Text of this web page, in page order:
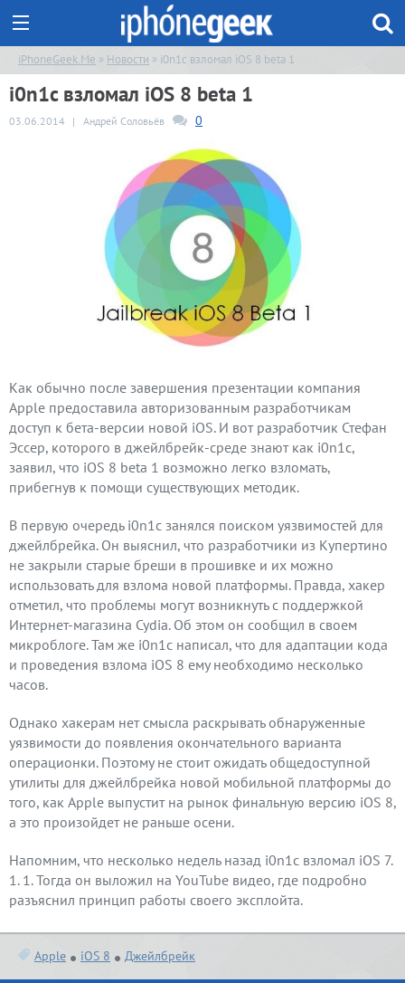
iPhoneGeek.Me » Новости » i0n1c взломал iOS 8 beta 1
i0n1c взломал iOS 8 beta 1
03.06.2014 | Андрей Соловьёв 0
Как обычно после завершения презентации компания
Apple предоставила авторизованным разработчикам
доступ к бета-версии новой iOS. И вот разработчик Стефан
Эссер, которого в джейлбрейк-среде знают как i0n1c,
заявил, что iOS 8 beta 1 возможно легко взломать,
прибегнув к помощи существующих методик.
В первую очередь i0n1c занялся поиском уязвимостей для
джейлбрейка. Он выяснил, что разработчики из Купертино
не закрыли старые бреши в прошивке и их можно
использовать для взлома новой платформы. Правда, хакер
отметил, что проблемы могут возникнуть с поддержкой
Интернет-магазина Cydia. Об этом он сообщил в своем
микроблоге. Там же i0n1c написал, что для адаптации кода
и проведения взлома iOS 8 ему необходимо несколько
часов.
Однако хакерам нет смысла раскрывать обнаруженные
уязвимости до появления окончательного варианта
операционки. Поэтому не стоит ожидать общедоступной
утилиты для джейлбрейка новой мобильной платформы до
того, как Apple выпустит на рынок финальную версию iOS 8,
а это произойдет не раньше осени.
Напомним, что несколько недель назад i0n1c взломал iOS 7.
1. 1. Тогда он выложил на YouTube видео, где подробно
разъяснил принцип работы своего эксплойта.
Apple iOS 8 Джейлбрейк